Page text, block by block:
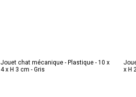
Jouet chat mécanique - Plastique - 10 x
4 x H 3 cm - Gris
x H